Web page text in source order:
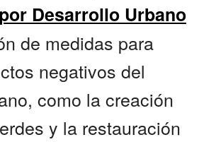
Desarrollo Urbano
de medidas para
negativos del
como la creación
y la restauración